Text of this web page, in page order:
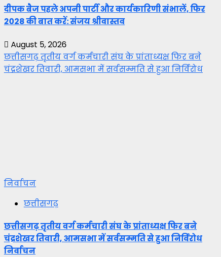
दीपक बैज पहले अपनी पार्टी और कार्यकारिणी संभालें, फिर
2028 की बात करें: संजय श्रीवास्तव
August 5, 2026
छत्तीसगढ़ तृतीय वर्ग कर्मचारी संघ के प्रांताध्यक्ष फिर बने
चंद्रशेखर तिवारी, आमसभा में सर्वसम्मति से हुआ निर्विरोध
निर्वाचन
छत्तीसगढ़
छत्तीसगढ़ तृतीय वर्ग कर्मचारी संघ के प्रांताध्यक्ष फिर बने
चंद्रशेखर तिवारी, आमसभा में सर्वसम्मति से हुआ निर्विरोध
निर्वाचन